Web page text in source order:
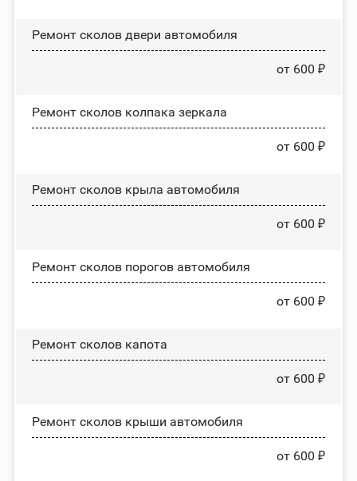
Ремонт сколов двери автомобиля
от 600 ₽
Ремонт сколов колпака зеркала
от 600 ₽
Ремонт сколов крыла автомобиля
от 600 ₽
Ремонт сколов порогов автомобиля
от 600 ₽
Ремонт сколов капота
от 600 ₽
Ремонт сколов крыши автомобиля
от 600 ₽